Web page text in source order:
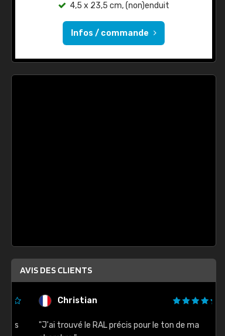
4,5 x 23,5 cm, (non)enduit
Infos / commande
AVIS DES CLIENTS
Christian
"J'ai trouvé le RAL précis pour le ton de ma